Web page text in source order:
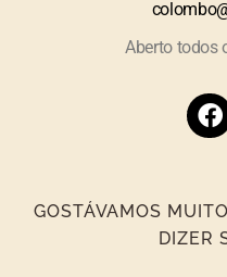
Aberto todos
GOSTÁVAMOS
DIZER